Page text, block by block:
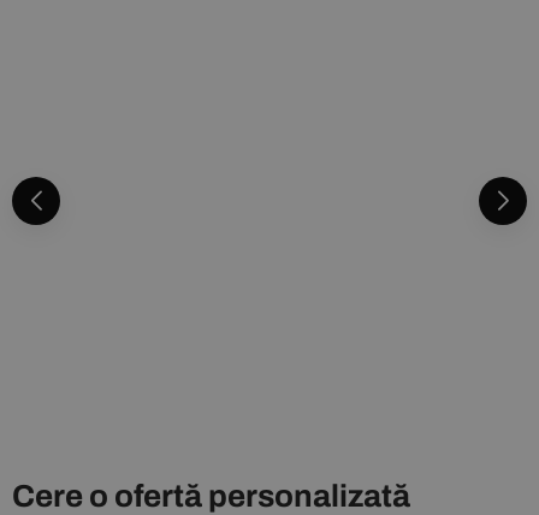
Cere o ofertă personalizată